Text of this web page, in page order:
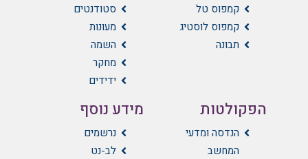
קמפוס טל
קמפוס לוסטיג
תבונה
הפקולטות
הנדסה ומדעי
המחשב
סטודנטים
מעונות
השמה
מחקר
ידידים
מידע נוסף
נרשמים
לב-נט